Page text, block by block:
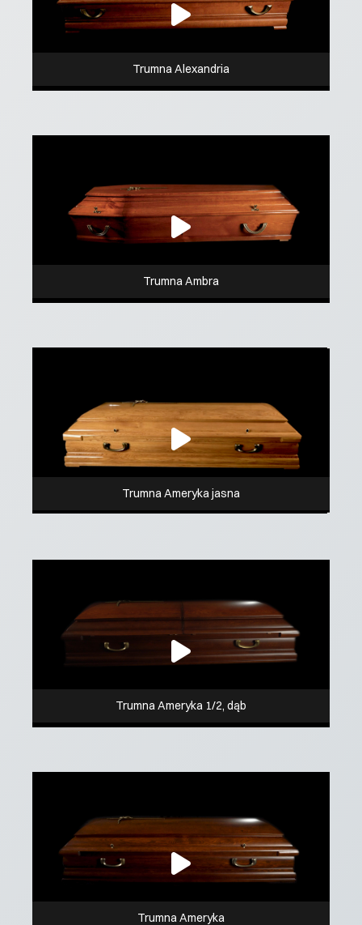
Trumna Alexandria
Trumna Ambra
Trumna Ameryka jasna
Trumna Ameryka 1/2, dąb
Trumna Ameryka